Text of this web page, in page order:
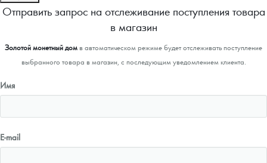
Отправить запрос на отслеживание поступления товара
в магазин
Золотой монетный домв автоматическом режиме будет отслеживать поступление
выбранного товара в магазин, с последующим уведомлением клиента.
Имя
E-mail